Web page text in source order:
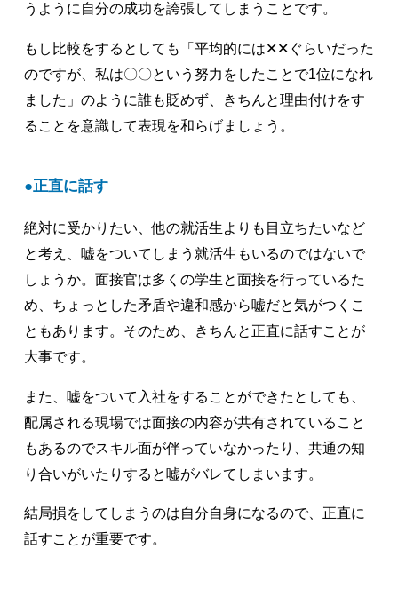
うように自分の成功を誇張してしまうことです。
もし比較をするとしても「平均的には✕✕ぐらいだった
のですが、私は〇〇という努力をしたことで1位になれ
ました」のように誰も貶めず、きちんと理由付けをす
ることを意識して表現を和らげましょう。
正直に話す
絶対に受かりたい、他の就活生よりも目立ちたいなど
と考え、嘘をついてしまう就活生もいるのではないで
しょうか。面接官は多くの学生と面接を行っているた
め、ちょっとした矛盾や違和感から嘘だと気がつくこ
ともあります。そのため、きちんと正直に話すことが
大事です。
また、嘘をついて入社をすることができたとしても、
配属される現場では面接の内容が共有されていること
もあるのでスキル面が伴っていなかったり、共通の知
り合いがいたりすると嘘がバレてしまいます。
結局損をしてしまうのは自分自身になるので、正直に
話すことが重要です。